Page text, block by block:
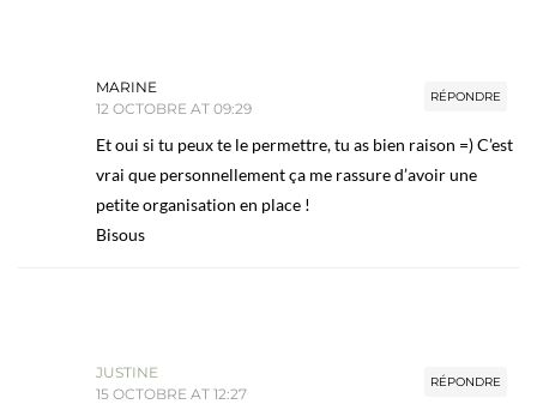
RÉPONDRE
MARINE
12 OCTOBRE AT 09:29
Et oui si tu peux te le permettre, tu as bien raison =) C’est
vrai que personnellement ça me rassure d’avoir une
petite organisation en place !
Bisous
RÉPONDRE
JUSTINE
15 OCTOBRE AT 12:27